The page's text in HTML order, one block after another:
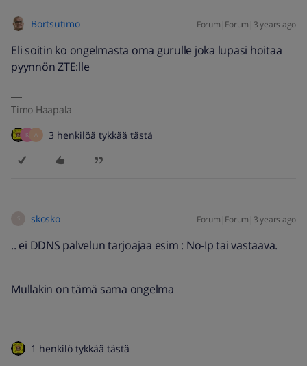
Bortsutimo Forum|Forum|3 years ago
Eli soitin ko ongelmasta oma gurulle joka lupasi hoitaa
pyynnön ZTE:lle
Timo Haapala
K A 3 henkilöä tykkää tästä
skosko Forum|Forum|3 years ago
.. ei DDNS palvelun tarjoajaa esim : No-Ip tai vastaava.
Mullakin on tämä sama ongelma
1 henkilö tykkää tästä